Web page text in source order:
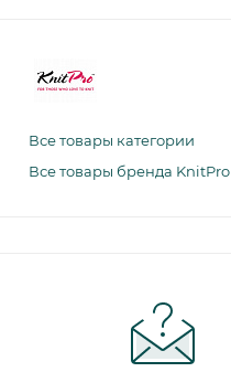
Все товары категории
Все товары бренда KnitPro